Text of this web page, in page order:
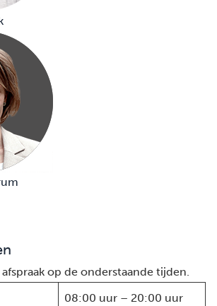
op de onderstaande tijden.
08:00 uur – 20:00 uur